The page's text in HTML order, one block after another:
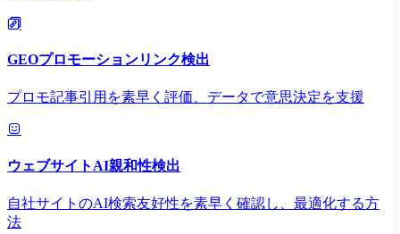
GEOプロモーションリンク検出
プロモ記事引用を素早く評価、データで意思決定を支援
ウェブサイトAI親和性検出
自社サイトのAI検索友好性を素早く確認し、最適化する方
法